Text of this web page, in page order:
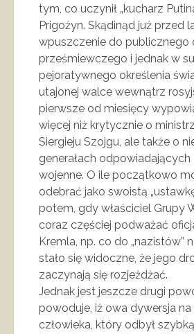
tym, co uczynił „kucharz
Prigożyn. Skądinąd już przed
wpuszczenie do publicznego
prześmiewczego i jednak w
pejoratywnego określenia
utajonej walce wewnątrz
pierwsze od miesięcy
więcej niż krytycznie o
Siergieju Szojgu, ale także o
generałach odpowiadających
wojenne. O ile początkowo
odebrać jako swoistą
potem, gdy właściciel Grupy
coraz częściej podważać
Kremla, np. co do „nazistów”
stało się widoczne, że jego
zaczynają się rozjeżdżać.
Jednak jest jeszcze drugi
powoduje, iż owa dywersja na
człowieka, który odbył